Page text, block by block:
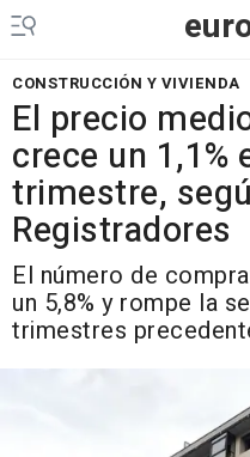
CONSTRUCCIÓN Y VIVIENDA
El precio
crece un 1,1%
trimestre,
Registradores
El número de
un 5,8% y rompe la
trimestres